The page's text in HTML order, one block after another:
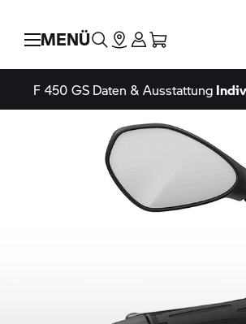
MENÜ
F 450 GS Daten & Ausstattung